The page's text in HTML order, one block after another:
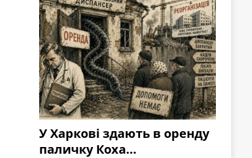
У Харкові здають в оренду
паличку Коха…